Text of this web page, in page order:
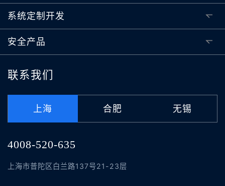
系统定制开发
安全产品
联系我们
上海 合肥 无锡
4008-520-635
上海市普陀区白兰路137号21-23层